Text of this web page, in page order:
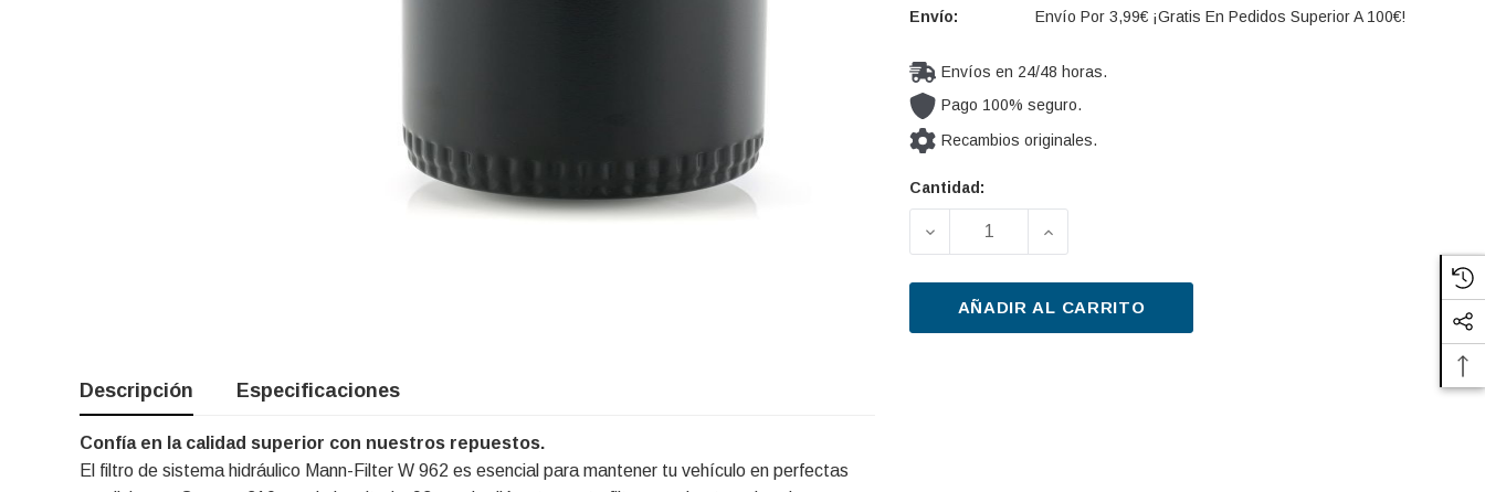
Envío:
Envío Por 3,99€ ¡Gratis En Pedidos Superior A 100€!
Envíos en 24/48 horas.
Pago 100% seguro.
Recambios originales.
Cantidad
Cantidad:
DISMINUIR LA CANTIDAD DE FILTRO, SISTEMA HIDRÁULICO
AUMENTAR LA CANTIDAD DE FILTRO, SISTEMA
AÑADIR AL CARRITO
Descripción Especificaciones
Confía en la calidad superior con nuestros repuestos.
El filtro de sistema hidráulico Mann-Filter W 962 es esencial para mantener tu vehículo en perfectas